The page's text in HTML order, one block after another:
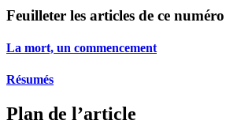
Feuilleter les articles de ce numéro
La mort, un commencement
Résumés
Plan de l’article